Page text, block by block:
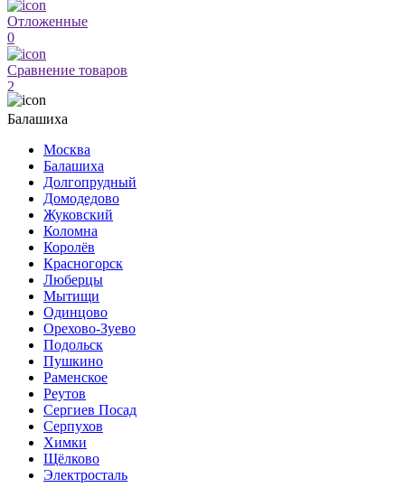
Отложенные
0
Сравнение товаров
2
Балашиха
Москва
Балашиха
Долгопрудный
Домодедово
Жуковский
Коломна
Королёв
Красногорск
Люберцы
Мытищи
Одинцово
Орехово-Зуево
Подольск
Пушкино
Раменское
Реутов
Сергиев Посад
Серпухов
Химки
Щёлково
Электросталь